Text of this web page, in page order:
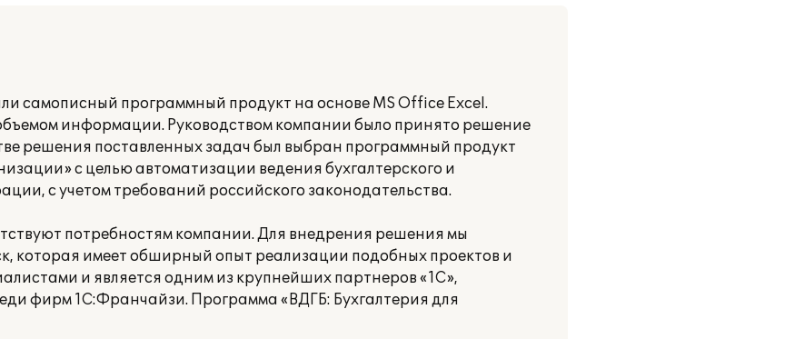
самописный программный продукт на основе MS Office Excel.
информации. Руководством компании было принято решение
решения поставленных задач был выбран программный продукт
с целью автоматизации ведения бухгалтерского и
с учетом требований российского законодательства.
потребностям компании. Для внедрения решения мы
которая имеет обширный опыт реализации подобных проектов и
и является одним из крупнейших партнеров «1С»,
фирм 1С:Франчайзи. Программа «ВДГБ: Бухгалтерия для